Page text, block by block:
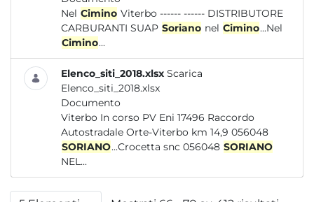
Nel Cimino Viterbo ------ ------ DISTRIBUTORE
CARBURANTI SUAP Soriano nel Cimino...Nel
Cimino...
Elenco_siti_2018.xlsx Scarica
Elenco_siti_2018.xlsx
Documento
Viterbo In corso PV Eni 17496 Raccordo
Autostradale Orte-Viterbo km 14,9 056048
SORIANO...Crocetta snc 056048 SORIANO
NEL...